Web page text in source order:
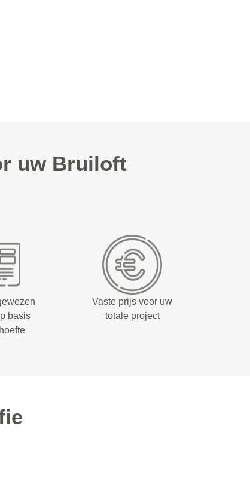
uw Bruiloft
basis
Vaste prijs voor uw
totale project